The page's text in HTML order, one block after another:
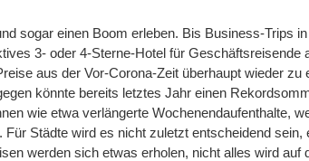
sogar einen Boom erleben. Bis Business-Trips
3- oder 4-Sterne-Hotel für
aus der Vor-Corona-Zeit überhaupt wieder
könnte bereits letztes Jahr einen
wie etwa verlängerte Wochenendaufenthalte,
Für Städte wird es nicht zuletzt entscheidend
werden sich etwas erholen, nicht alles wird auf